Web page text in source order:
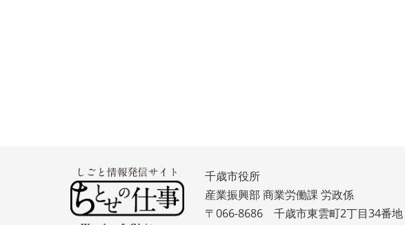
千歳市役所
産業振興部 商業労働課 労政係
〒066-8686 千歳市東雲町2丁目34番地